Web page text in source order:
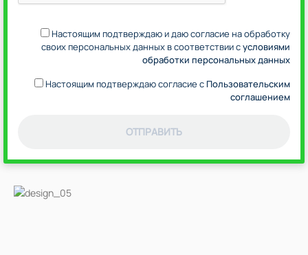
Настоящим подтверждаю и даю согласие на обработку
своих персональных данных в соответствии сусловиями
обработки персональных данных
Настоящим подтверждаю согласие сПользовательским
соглашением
ОТПРАВИТЬ